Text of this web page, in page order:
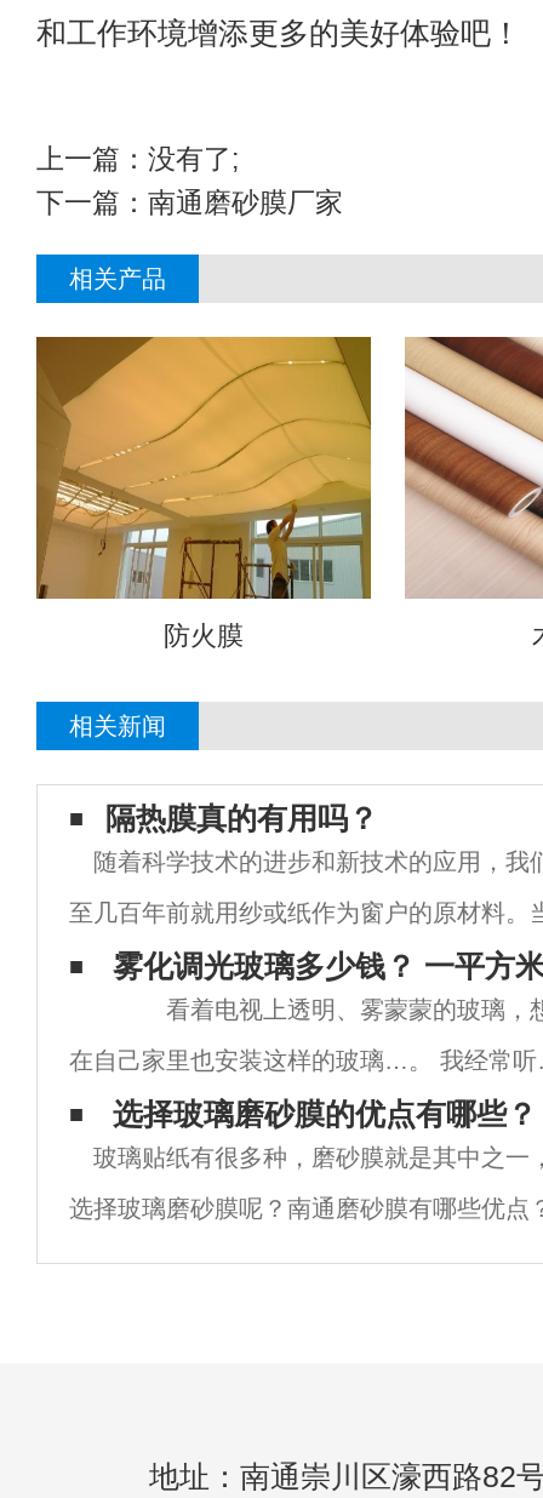
和工作环境增添更多的美好体验吧！
上一篇：没有了;
下一篇： 南通磨砂膜厂家
相关产品
防火膜
相关新闻
​隔热膜真的有用吗？
随着科学技术的进步和新技术的应用，我
至几百年前就用纱或纸作为窗户的原材料。
时，一开始玻璃的透光性不是很好，但高科
人的愿望。玻璃的清晰度和室内照明也在增
雾化调光玻璃多少钱？ 一平方
看着电视上透明、雾蒙蒙的玻璃，
在自己家里也安装这样的玻璃…。 我经常听
说，我知道大家都很喜欢调光玻璃。 但是，
多人听说过，或者只是在电视上看到过，表
没有用过。 南通调光玻璃也被称为雾化
选择玻璃磨砂膜的优点有哪些？
玻璃贴纸有很多种，磨砂膜就是其中之一
选择玻璃磨砂膜呢？南通磨砂膜有哪些优点
为建筑玻璃墙面增添光彩，使建筑外观更加
地址：南通崇川区濠西路82